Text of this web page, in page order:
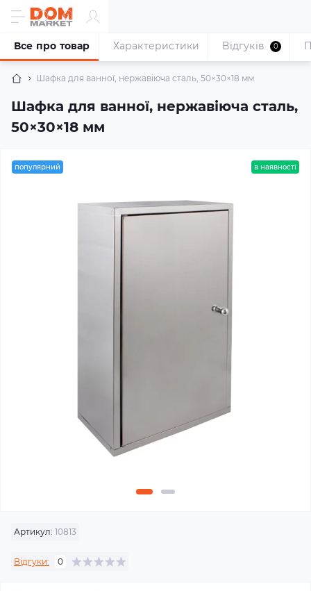
Шафка для ванної, нержавіюча сталь, 50×30×18 мм
Шафка для ванної, нержавіюча сталь,
50×30×18 мм
Все про товар Характеристики Відгуків 0
популярний в наявності
Артикул: 10813
Відгуки: 0